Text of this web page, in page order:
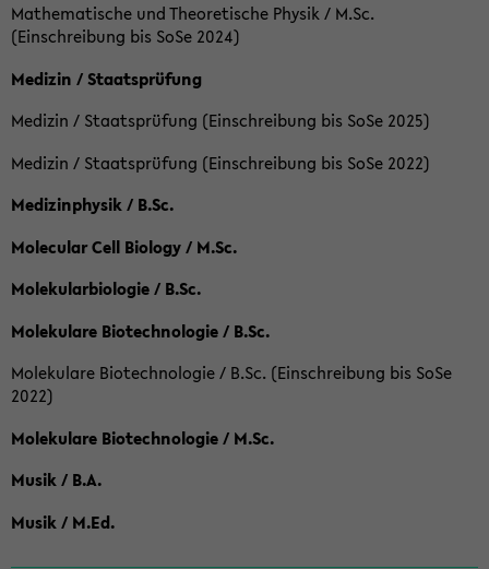
Mathematische und Theoretische Physik / M.Sc.
(Einschreibung bis SoSe 2024)
Medizin / Staatsprüfung
Medizin / Staatsprüfung (Einschreibung bis SoSe 2025)
Medizin / Staatsprüfung (Einschreibung bis SoSe 2022)
Medizinphysik / B.Sc.
Molecular Cell Biology / M.Sc.
Molekularbiologie / B.Sc.
Molekulare Biotechnologie / B.Sc.
Molekulare Biotechnologie / B.Sc. (Einschreibung bis SoSe
2022)
Molekulare Biotechnologie / M.Sc.
Musik / B.A.
Musik / M.Ed.